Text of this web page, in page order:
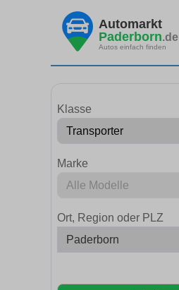
Automarkt
Paderborn.de
Autos einfach finden
Klasse
Marke
Ort, Region oder PLZ